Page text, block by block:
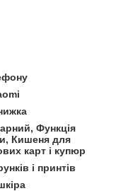
Функція
Кишеня для
карт і купюр
і принтів